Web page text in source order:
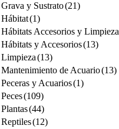
Grava y Sustrato(21)
Hábitat(1)
Hábitats Accesorios y Limpieza
Hábitats y Accesorios(13)
Limpieza(13)
Mantenimiento de Acuario(13)
Peceras y Acuarios(1)
Peces(109)
Plantas(44)
Reptiles(12)